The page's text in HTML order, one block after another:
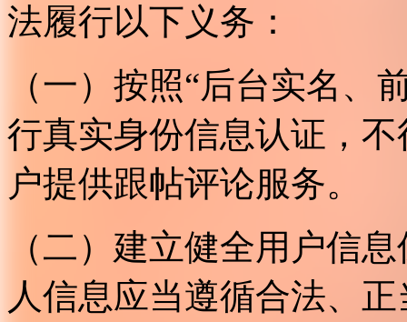
法履行以下义务：
（一）按照“后台实名、
行真实身份信息认证，
户提供跟帖评论服务。
（二）建立健全用户信
人信息应当遵循合法、